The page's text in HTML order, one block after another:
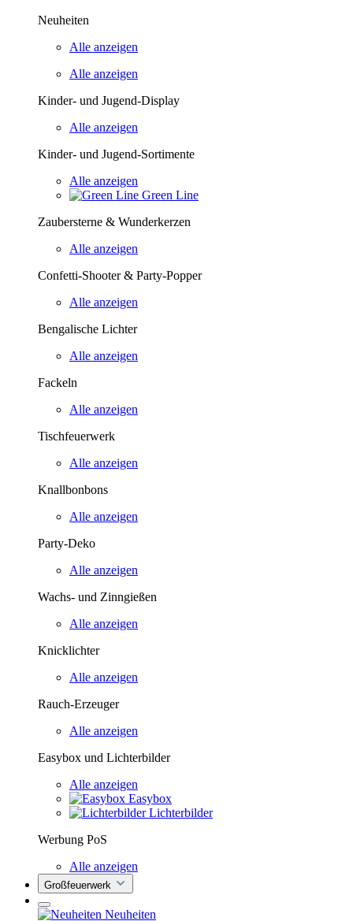
Neuheiten
Alle anzeigen
Alle anzeigen
Kinder- und Jugend-Display
Alle anzeigen
Kinder- und Jugend-Sortimente
Alle anzeigen
Green Line
Zaubersterne & Wunderkerzen
Alle anzeigen
Confetti-Shooter & Party-Popper
Alle anzeigen
Bengalische Lichter
Alle anzeigen
Fackeln
Alle anzeigen
Tischfeuerwerk
Alle anzeigen
Knallbonbons
Alle anzeigen
Party-Deko
Alle anzeigen
Wachs- und Zinngießen
Alle anzeigen
Knicklichter
Alle anzeigen
Rauch-Erzeuger
Alle anzeigen
Easybox und Lichterbilder
Alle anzeigen
Easybox
Lichterbilder
Werbung PoS
Alle anzeigen
Großfeuerwerk
Neuheiten